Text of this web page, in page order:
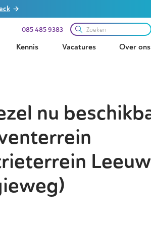
085 485 9383
Kennis Vacatures Over ons
nu